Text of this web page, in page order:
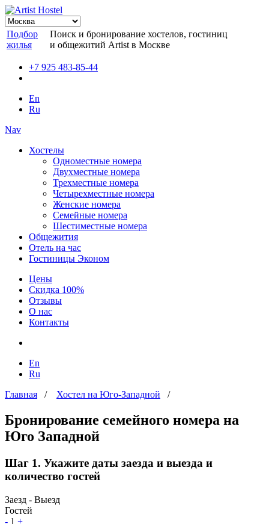
Подбор
жилья
Поиск и бронирование хостелов, гостиниц
и общежитий Artist в Москве
+7 925 483-85-44
En
Ru
Nav
Хостелы
Одноместные номера
Двухместные номера
Трехместные номера
Четырехместные номера
Женские номера
Семейные номера
Шестиместные номера
Общежития
Отель на час
Гостиницы Эконом
Цены
Скидка 100%
Отзывы
О нас
Контакты
En
Ru
Главная / Хостел на Юго-Западной /
Бронирование семейного номера на
Юго Западной
Шаг 1. Укажите даты заезда и выезда и
количество гостей
Заезд - Выезд
Гостей
- 1 +